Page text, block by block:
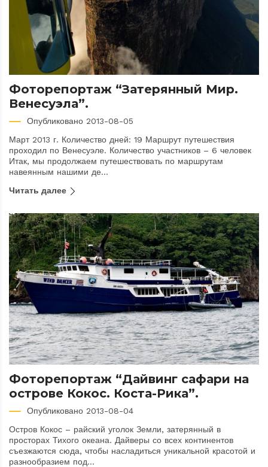
Фоторепортаж “Затерянный Мир.
Венесуэла”.
Опубликовано 2013-08-05
Март 2013 г. Количество дней: 19 Маршрут путешествия
проходил по Венесуэле. Количество участников – 6 человек
Итак, мы продолжаем путешествовать по маршрутам
навеянным нашими де...
Читать далее
Фоторепортаж “Дайвинг сафари на
острове Кокос. Коста-Рика”.
Опубликовано 2013-08-04
Остров Кокос – райский уголок Земли, затерянный в
просторах Тихого океана. Дайверы со всех континентов
съезжаются сюда, чтобы насладиться уникальной красотой и
разнообразием под...